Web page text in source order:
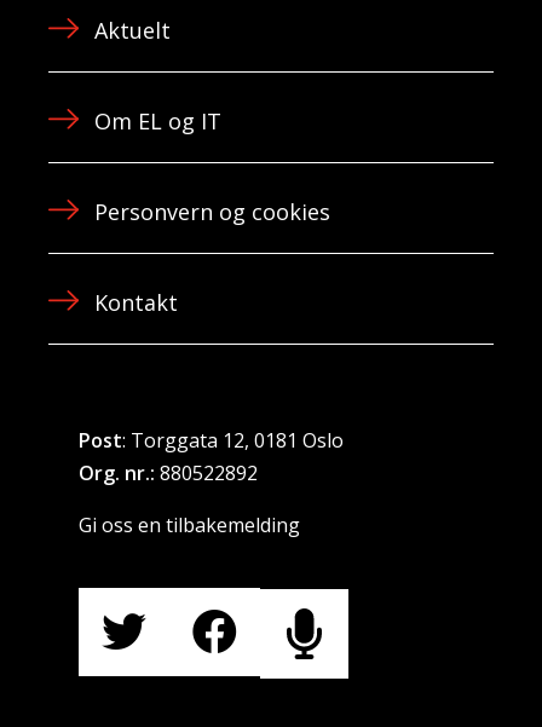
Aktuelt
Om EL og IT
Personvern og cookies
Kontakt
Post: Torggata 12, 0181 Oslo
Org. nr.: 880522892
Gi oss en tilbakemelding